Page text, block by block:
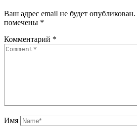
Ваш адрес email не будет опубликован.
помечены *
Комментарий *
Имя